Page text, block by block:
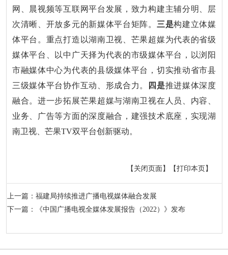
网、晨视频等互联网平台发展，致力构建主辅分明、层
次清晰、开放多元的新媒体平台矩阵。 三是构建立体媒
体平台。重点打造以湖南卫视、芒果超媒为代表的省级
媒体平台、以中广天择为代表的市级媒体平台，以浏阳
市融媒体中心为代表的县级媒体平台，切实推动省市县
三级媒体平台协作互动、形成合力。
四是推进媒体深度
融合。进一步拓展芒果超媒与湖南卫视在人员、内容、
业务、广告等方面的深度融合，建强技术底座，实现湖
南卫视、芒果TV双平台创新驱动。
【打印本页】
【关闭页面】
上一篇：福建局持续推进广播电视媒体融合发展
下一篇：《中国广播电视全媒体发展报告（2022）》发布